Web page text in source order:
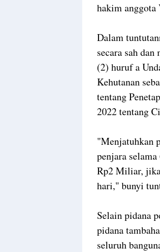
hakim
Dalam
secara sah
(2) huruf a
Kehutanan
tentang
2022 tentang
"Menjatuhkan
penjara
Rp2 Miliar,
hari," bunyi
Selain pidana
pidana
seluruh